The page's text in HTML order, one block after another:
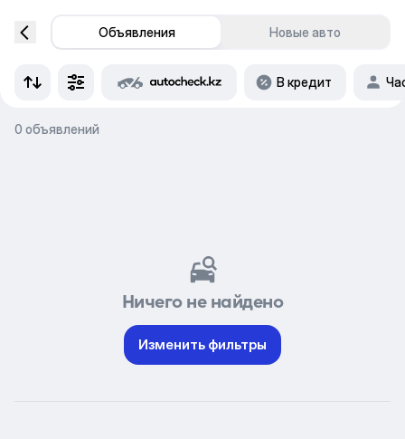
Объявления Новые авто
В кредит
0 объявлений
Ничего не найдено
Изменить фильтры